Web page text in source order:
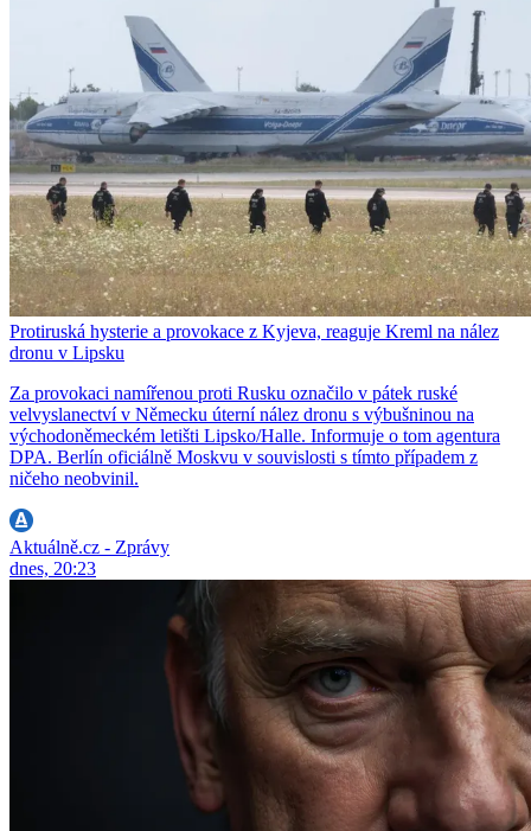
Protiruská hysterie a provokace z Kyjeva, reaguje Kreml na nález
dronu v Lipsku
Za provokaci namířenou proti Rusku označilo v pátek ruské
velvyslanectví v Německu úterní nález dronu s výbušninou na
východoněmeckém letišti Lipsko/Halle. Informuje o tom agentura
DPA. Berlín oficiálně Moskvu v souvislosti s tímto případem z
ničeho neobvinil.
Aktuálně.cz - Zprávy
dnes, 20:23